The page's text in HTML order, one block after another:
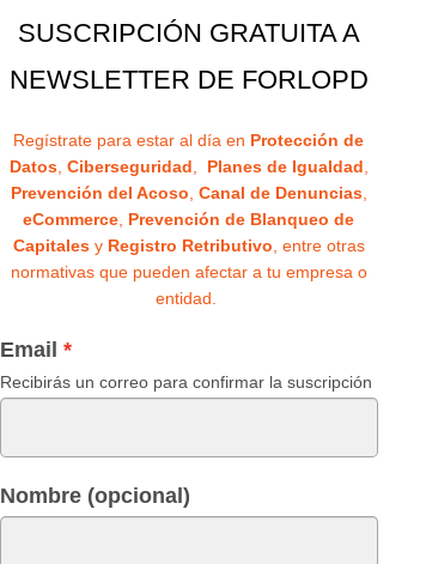
SUSCRIPCIÓN GRATUITA A
NEWSLETTER DE FORLOPD
Regístrate para estar al día en Protección de
Datos, Ciberseguridad, Planes de Igualdad,
Prevención del Acoso, Canal de Denuncias,
eCommerce, Prevención de Blanqueo de
Capitalesy Registro Retributivo, entre otras
normativas que pueden afectar a tu empresa o
entidad.
Email
Recibirás un correo para confirmar la suscripción
Nombre (opcional)